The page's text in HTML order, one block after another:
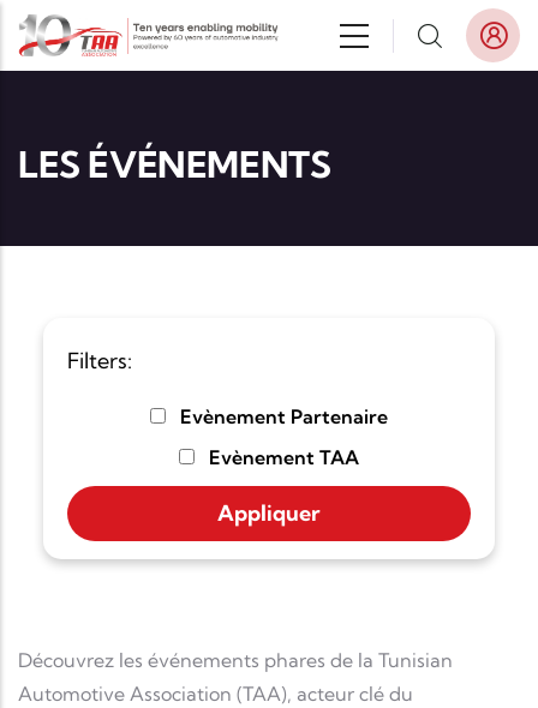
Aller au contenu principal
LES ÉVÉNEMENTS
Filters:
Evènement Partenaire
Evènement TAA
Découvrez les événements phares de la Tunisian
Automotive Association (TAA), acteur clé du